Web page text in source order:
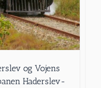
og Vojens
Haderslev-